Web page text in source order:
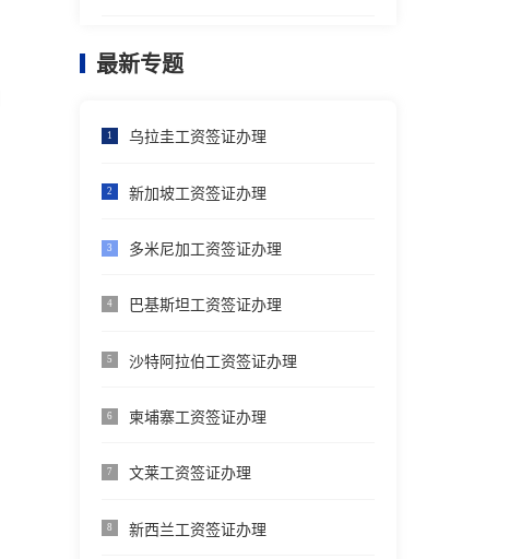
最新专题
1 乌拉圭工资签证办理
2 新加坡工资签证办理
3 多米尼加工资签证办理
4 巴基斯坦工资签证办理
5 沙特阿拉伯工资签证办理
6 柬埔寨工资签证办理
7 文莱工资签证办理
8 新西兰工资签证办理